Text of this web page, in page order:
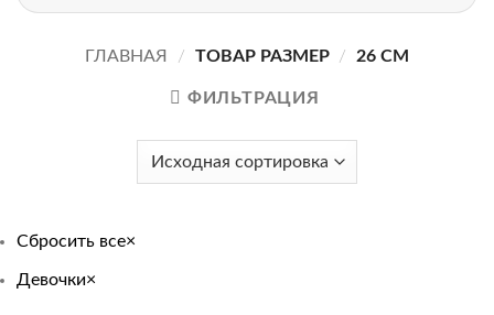
ГЛАВНАЯ / ТОВАР РАЗМЕР / 26 СМ
ФИЛЬТРАЦИЯ
Сбросить все×
Девочки×